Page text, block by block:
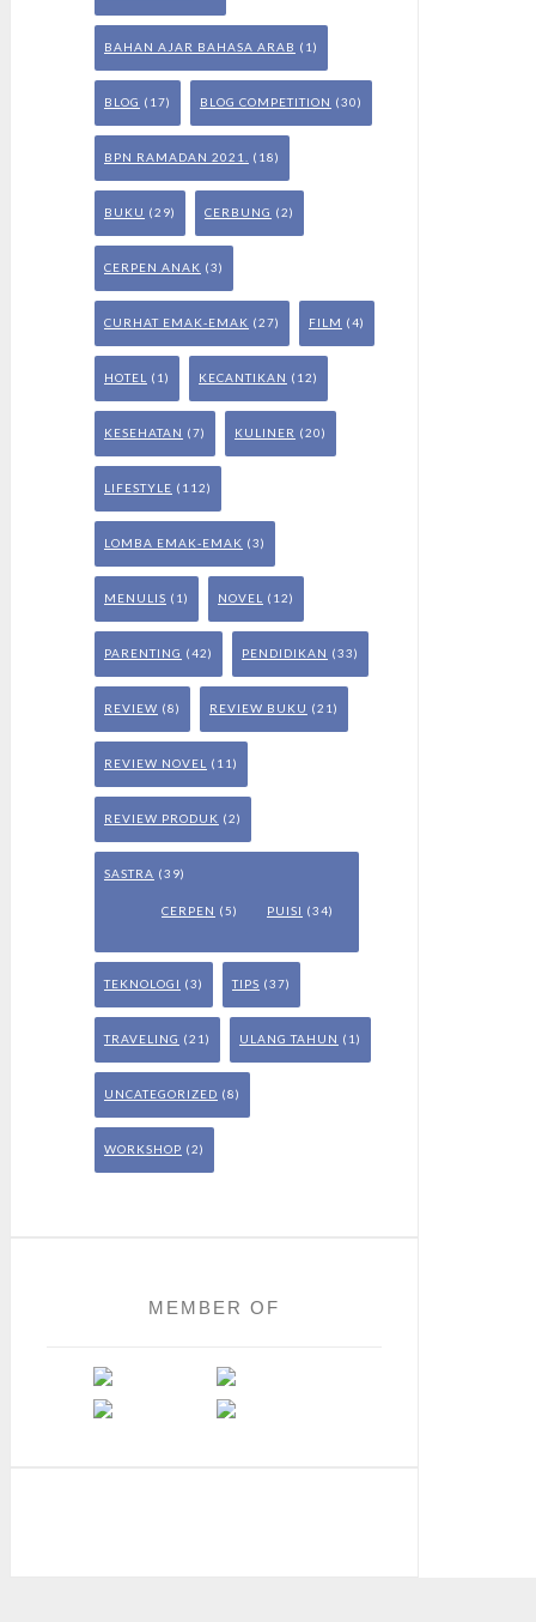
BAHAN AJAR BAHASA ARAB (1)
BLOG (17) BLOG COMPETITION (30)
BPN RAMADAN 2021. (18)
BUKU (29) CERBUNG (2)
CERPEN ANAK (3)
CURHAT EMAK-EMAK (27) FILM (4)
HOTEL (1) KECANTIKAN (12)
KESEHATAN (7) KULINER (20)
LIFESTYLE (112)
LOMBA EMAK-EMAK (3)
MENULIS (1) NOVEL (12)
PARENTING (42) PENDIDIKAN (33)
REVIEW (8) REVIEW BUKU (21)
REVIEW NOVEL (11)
REVIEW PRODUK (2)
SASTRA (39)
CERPEN (5) PUISI (34)
TEKNOLOGI (3) TIPS (37)
TRAVELING (21) ULANG TAHUN (1)
UNCATEGORIZED (8)
WORKSHOP (2)
MEMBER OF